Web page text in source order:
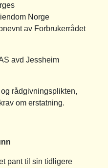
Norge
av Forbrukerrådet
avd Jessheim
rådgivningsplikten,
om erstatning.
pant til sin tidligere